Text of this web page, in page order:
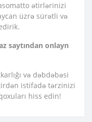
ətirlərinizi
üzrə sürətli və
saytından onlayn
və dəbdəbəsi
istifadə tərzinizi
hiss edin!